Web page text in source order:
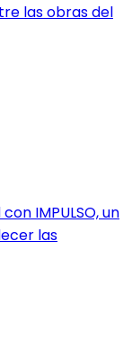
las obras del
IMPULSO, un
las